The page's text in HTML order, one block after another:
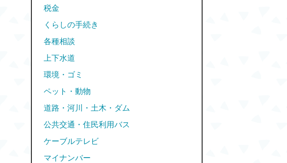
税金
くらしの手続き
各種相談
上下水道
環境・ゴミ
ペット・動物
道路・河川・土木・ダム
公共交通・住民利用バス
ケーブルテレビ
マイナンバー